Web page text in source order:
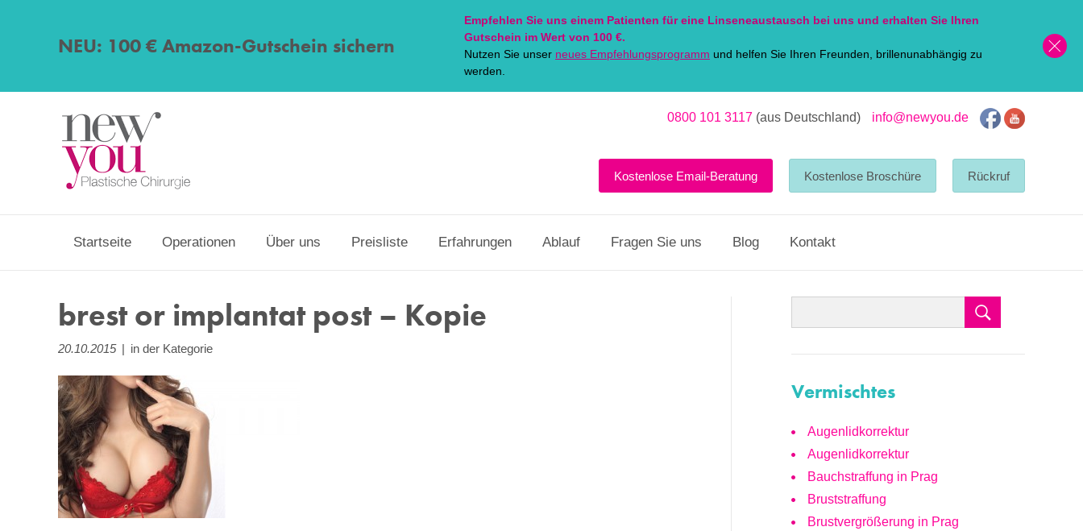
NEU: 100 € Amazon-Gutschein sichern
Empfehlen Sie uns einem Patienten für eine Linseneaustausch bei uns und erhalten Sie Ihren
Gutschein im Wert von 100 €.
Nutzen Sie unser neues Empfehlungsprogramm und helfen Sie Ihren Freunden, brillenunabhängig zu
werden.
0800 101 3117 (aus Deutschland) info@newyou.de
Startseite Operationen Über uns Preisliste Erfahrungen Ablauf Fragen Sie uns Blog Kontakt
Kostenlose Email-Beratung Kostenlose Broschüre Rückruf
brest or implantat post – Kopie
20.10.2015 | in der Kategorie
Vermischtes
Augenlidkorrektur
Augenlidkorrektur
Bauchstraffung in Prag
Bruststraffung
Brustvergrößerung in Prag